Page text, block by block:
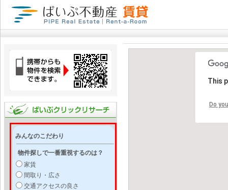
みんなのこだわり
物件探しで一番重視するのは？
家賃
間取り・広さ
交通アクセスの良さ
This
Do